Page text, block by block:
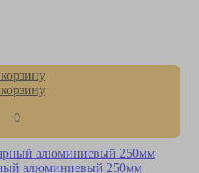
0
алюминиевый 250мм